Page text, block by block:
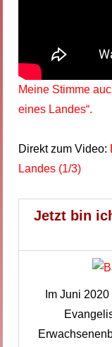
Meine Stimme
eines Landes“.
Direkt zum Video:
Landes (1/3)
Jetzt bin
Im Juni